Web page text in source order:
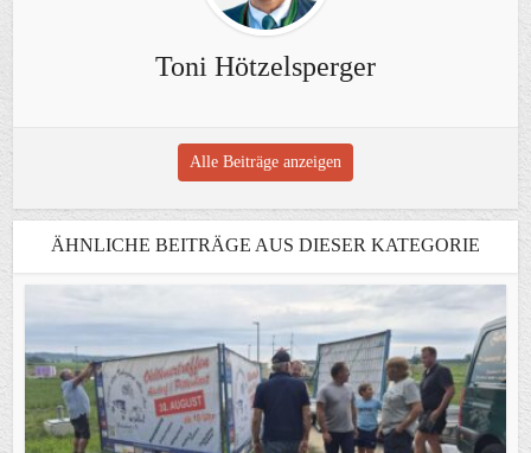
Toni Hötzelsperger
Alle Beiträge anzeigen
ÄHNLICHE BEITRÄGE AUS DIESER KATEGORIE